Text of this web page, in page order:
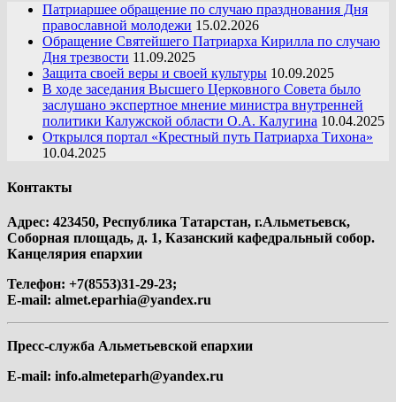
Патриаршее обращение по случаю празднования Дня
православной молодежи 15.02.2026
Обращение Святейшего Патриарха Кирилла по случаю
Дня трезвости 11.09.2025
Защита своей веры и своей культуры 10.09.2025
В ходе заседания Высшего Церковного Совета было
заслушано экспертное мнение министра внутренней
политики Калужской области О.А. Калугина 10.04.2025
Открылся портал «Крестный путь Патриарха Тихона»
10.04.2025
Контакты
Адрес: 423450, Республика Татарстан, г.Альметьевск,
Соборная площадь, д. 1, Казанский кафедральный собор.
Канцелярия епархии
Телефон: +7(8553)31-29-23;
E-mail: almet.eparhia@yandex.ru
Пресс-служба Альметьевской епархии
E-mail: info.almeteparh@yandex.ru